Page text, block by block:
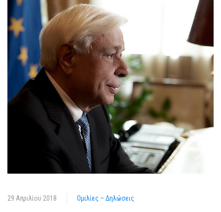
29 Απριλίου 2018 Ομιλίες – Δηλώσεις